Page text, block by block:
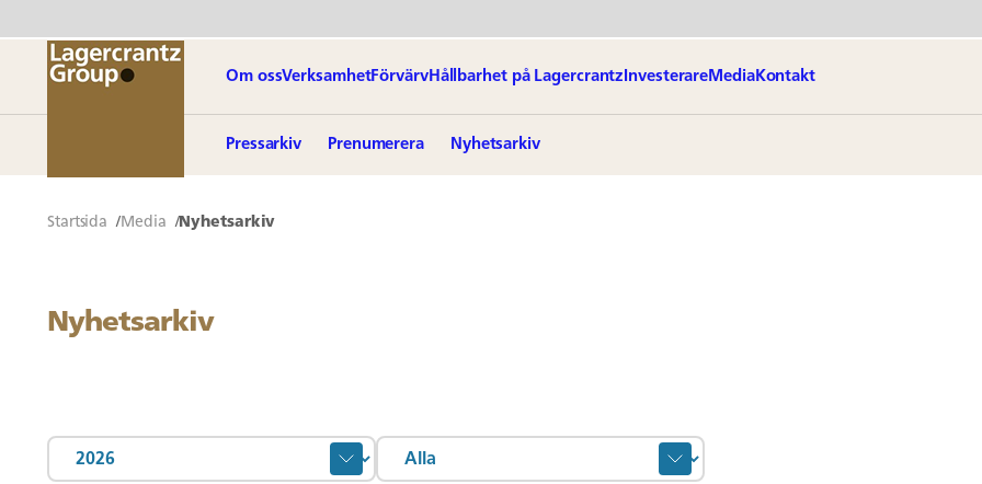
Om ossVerksamhetFörvärvHållbarhet på Lagercrantz Investerare MediaKontakt
Pressarkiv Prenumerera Nyhetsarkiv
Startsida Media Nyhetsarkiv
Nyhetsarkiv